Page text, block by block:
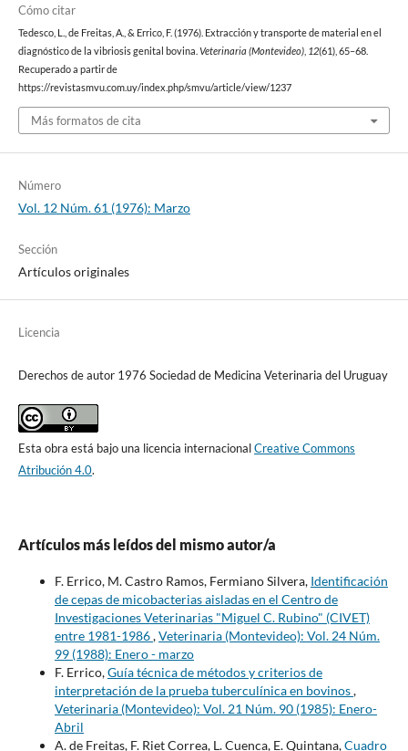
Cómo citar
Tedesco, L., de Freitas, A., & Errico, F. (1976). Extracción y transporte de material en el
diagnóstico de la vibriosis genital bovina. Veterinaria (Montevideo), 12(61), 65–68.
Recuperado a partir de
https://revistasmvu.com.uy/index.php/smvu/article/view/1237
Más formatos de cita
Número
Vol. 12 Núm. 61 (1976): Marzo
Sección
Artículos originales
Licencia
Derechos de autor 1976 Sociedad de Medicina Veterinaria del Uruguay
Esta obra está bajo una licencia internacionalCreative Commons
Atribución 4.0.
Artículos más leídos del mismo autor/a
F. Errico, M. Castro Ramos, Fermiano Silvera, Identificación
de cepas de micobacterias aisladas en el Centro de
Investigaciones Veterinarias "Miguel C. Rubino" (CIVET)
entre 1981-1986,Veterinaria (Montevideo): Vol. 24 Núm.
99 (1988): Enero - marzo
F. Errico,Guía técnica de métodos y criterios de
interpretación de la prueba tuberculínica en bovinos,
Veterinaria (Montevideo): Vol. 21 Núm. 90 (1985): Enero-
Abril
A. de Freitas, F. Riet Correa, L. Cuenca, E. Quintana,Cuadro